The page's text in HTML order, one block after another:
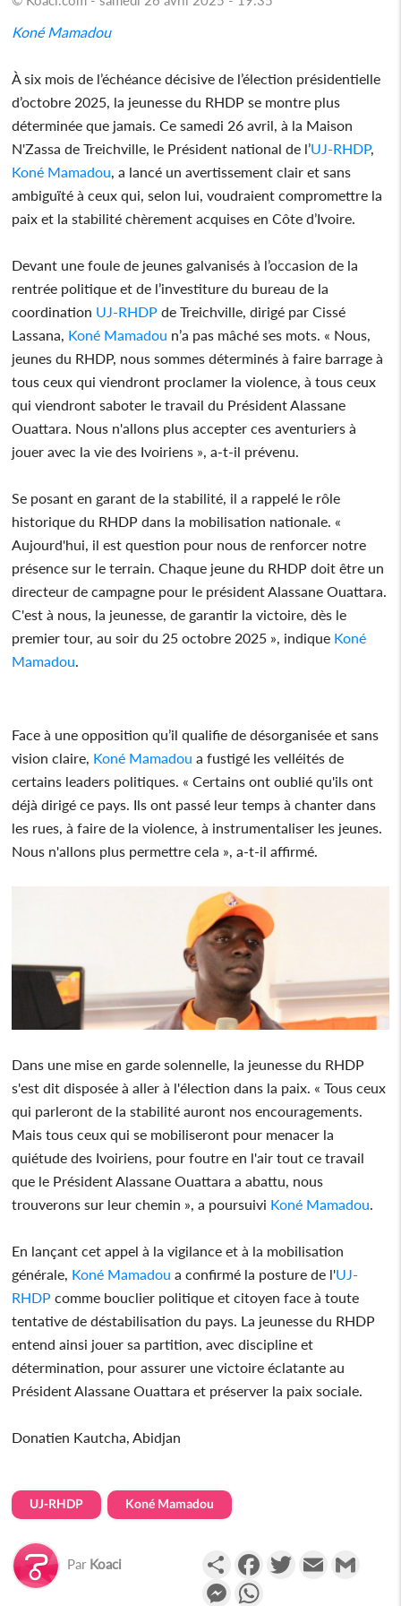
Koné Mamadou
À six mois de l’échéance décisive de l’élection présidentielle
d’octobre 2025, la jeunesse du RHDP se montre plus
déterminée que jamais. Ce samedi 26 avril, à la Maison
N'Zassa de Treichville, le Président national de l’UJ-RHDP,
Koné Mamadou , a lancé un avertissement clair et sans
ambiguïté à ceux qui, selon lui, voudraient compromettre la
paix et la stabilité chèrement acquises en Côte d’Ivoire.
Devant une foule de jeunes galvanisés à l’occasion de la
rentrée politique et de l’investiture du bureau de la
coordination UJ-RHDP de Treichville, dirigé par Cissé
Lassana, Koné Mamadou n’a pas mâché ses mots. « Nous,
jeunes du RHDP, nous sommes déterminés à faire barrage à
tous ceux qui viendront proclamer la violence, à tous ceux
qui viendront saboter le travail du Président Alassane
Ouattara. Nous n'allons plus accepter ces aventuriers à
jouer avec la vie des Ivoiriens », a-t-il prévenu.
Se posant en garant de la stabilité, il a rappelé le rôle
historique du RHDP dans la mobilisation nationale. «
Aujourd'hui, il est question pour nous de renforcer notre
présence sur le terrain. Chaque jeune du RHDP doit être un
directeur de campagne pour le président Alassane Ouattara.
C'est à nous, la jeunesse, de garantir la victoire, dès le
premier tour, au soir du 25 octobre 2025 », indique Koné
Mamadou
Face à une opposition qu’il qualifie de désorganisée et sans
vision claire, Koné Mamadou a fustigé les velléités de
certains leaders politiques. « Certains ont oublié qu'ils ont
déjà dirigé ce pays. Ils ont passé leur temps à chanter dans
les rues, à faire de la violence, à instrumentaliser les jeunes.
Nous n'allons plus permettre cela », a-t-il affirmé.
Dans une mise en garde solennelle, la jeunesse du RHDP
s'est dit disposée à aller à l'élection dans la paix. « Tous ceux
qui parleront de la stabilité auront nos encouragements.
Mais tous ceux qui se mobiliseront pour menacer la
quiétude des Ivoiriens, pour foutre en l'air tout ce travail
que le Président Alassane Ouattara a abattu, nous
trouverons sur leur chemin », a poursuivi Koné Mamadou
En lançant cet appel à la vigilance et à la mobilisation
générale, Koné Mamadou a confirmé la posture de l'UJ-
RHDP comme bouclier politique et citoyen face à toute
tentative de déstabilisation du pays. La jeunesse du RHDP
entend ainsi jouer sa partition, avec discipline et
détermination, pour assurer une victoire éclatante au
Président Alassane Ouattara et préserver la paix sociale.
Donatien Kautcha, Abidjan
UJ-RHDP Koné Mamadou
Par Koaci PartagerFacebookTwitterEmail
Messenger